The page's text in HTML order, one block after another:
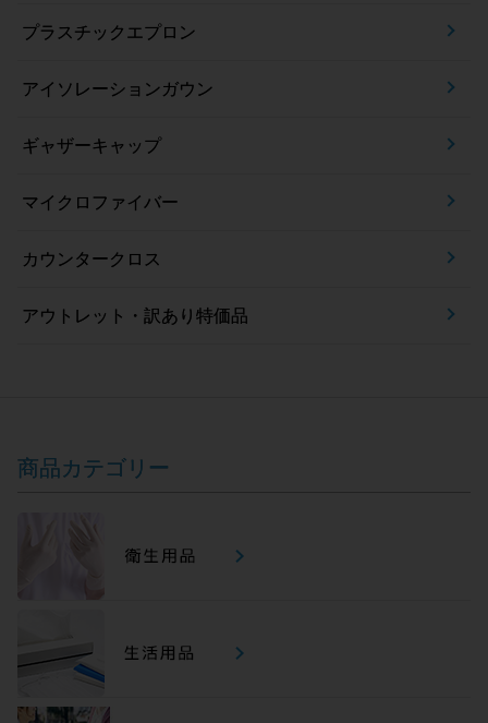
プラスチックエプロン
アイソレーションガウン
ギャザーキャップ
マイクロファイバー
カウンタークロス
アウトレット・訳あり特価品
商品カテゴリー